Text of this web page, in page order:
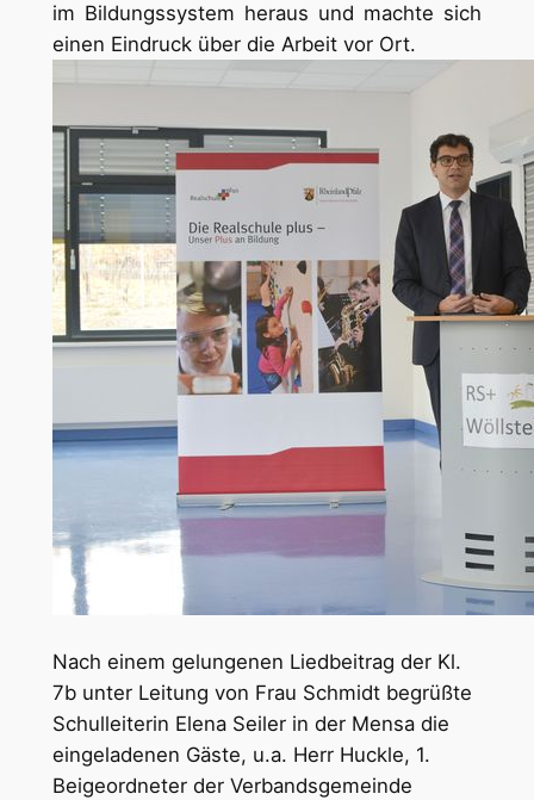
im Bildungssystem heraus und machte sich
einen Eindruck über die Arbeit vor Ort.
Nach einem gelungenen Liedbeitrag der Kl.
7b unter Leitung von Frau Schmidt begrüßte
Schulleiterin Elena Seiler in der Mensa die
eingeladenen Gäste, u.a. Herr Huckle, 1.
Beigeordneter der Verbandsgemeinde